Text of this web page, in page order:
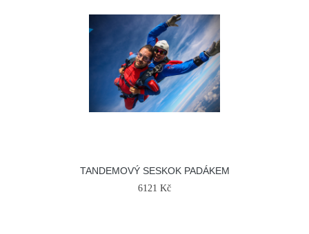
TANDEMOVÝ SESKOK PADÁKEM
6121 Kč